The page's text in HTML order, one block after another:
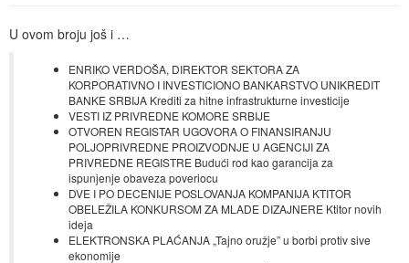
U ovom broju još i …
ENRIKO VERDOŠA, DIREKTOR SEKTORA ZA
KORPORATIVNO I INVESTICIONO BANKARSTVO UNIKREDIT
BANKE SRBIJA Krediti za hitne infrastrukturne investicije
VESTI IZ PRIVREDNE KOMORE SRBIJE
OTVOREN REGISTAR UGOVORA O FINANSIRANJU
POLJOPRIVREDNE PROIZVODNJE U AGENCIJI ZA
PRIVREDNE REGISTRE Budući rod kao garancija za
ispunjenje obaveza poveriocu
DVE I PO DECENIJE POSLOVANJA KOMPANIJA KTITOR
OBELEŽILA KONKURSOM ZA MLADE DIZAJNERE Ktitor novih
ideja
ELEKTRONSKA PLAĆANJA „Tajno oružje” u borbi protiv sive
ekonomije